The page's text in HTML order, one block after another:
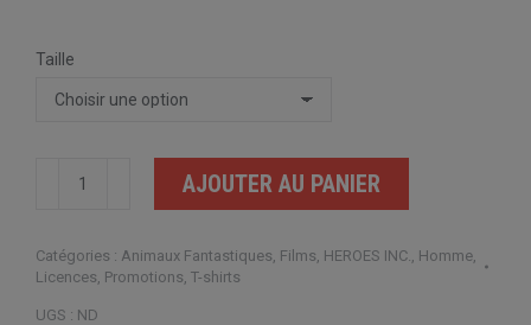
Taille
quantité
Beasts
The
AJOUTER AU PANIER
Catégories : Animaux Fantastiques, Films, HEROES INC., Homme,
Licences, Promotions, T-shirts
UGS : ND